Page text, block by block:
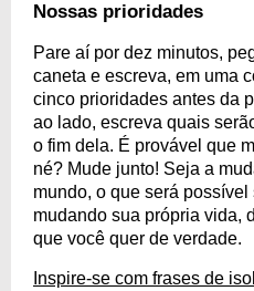
Nossas prioridades
Pare aí por dez minutos,
caneta e escreva, em uma
cinco prioridades antes da
ao lado, escreva quais
o fim dela. É provável que
né? Mude junto! Seja a
mundo, o que será
mudando sua própria vida,
que você quer de verdade.
Inspire-se com frases de